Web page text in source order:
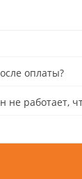
оплаты?
не работает,